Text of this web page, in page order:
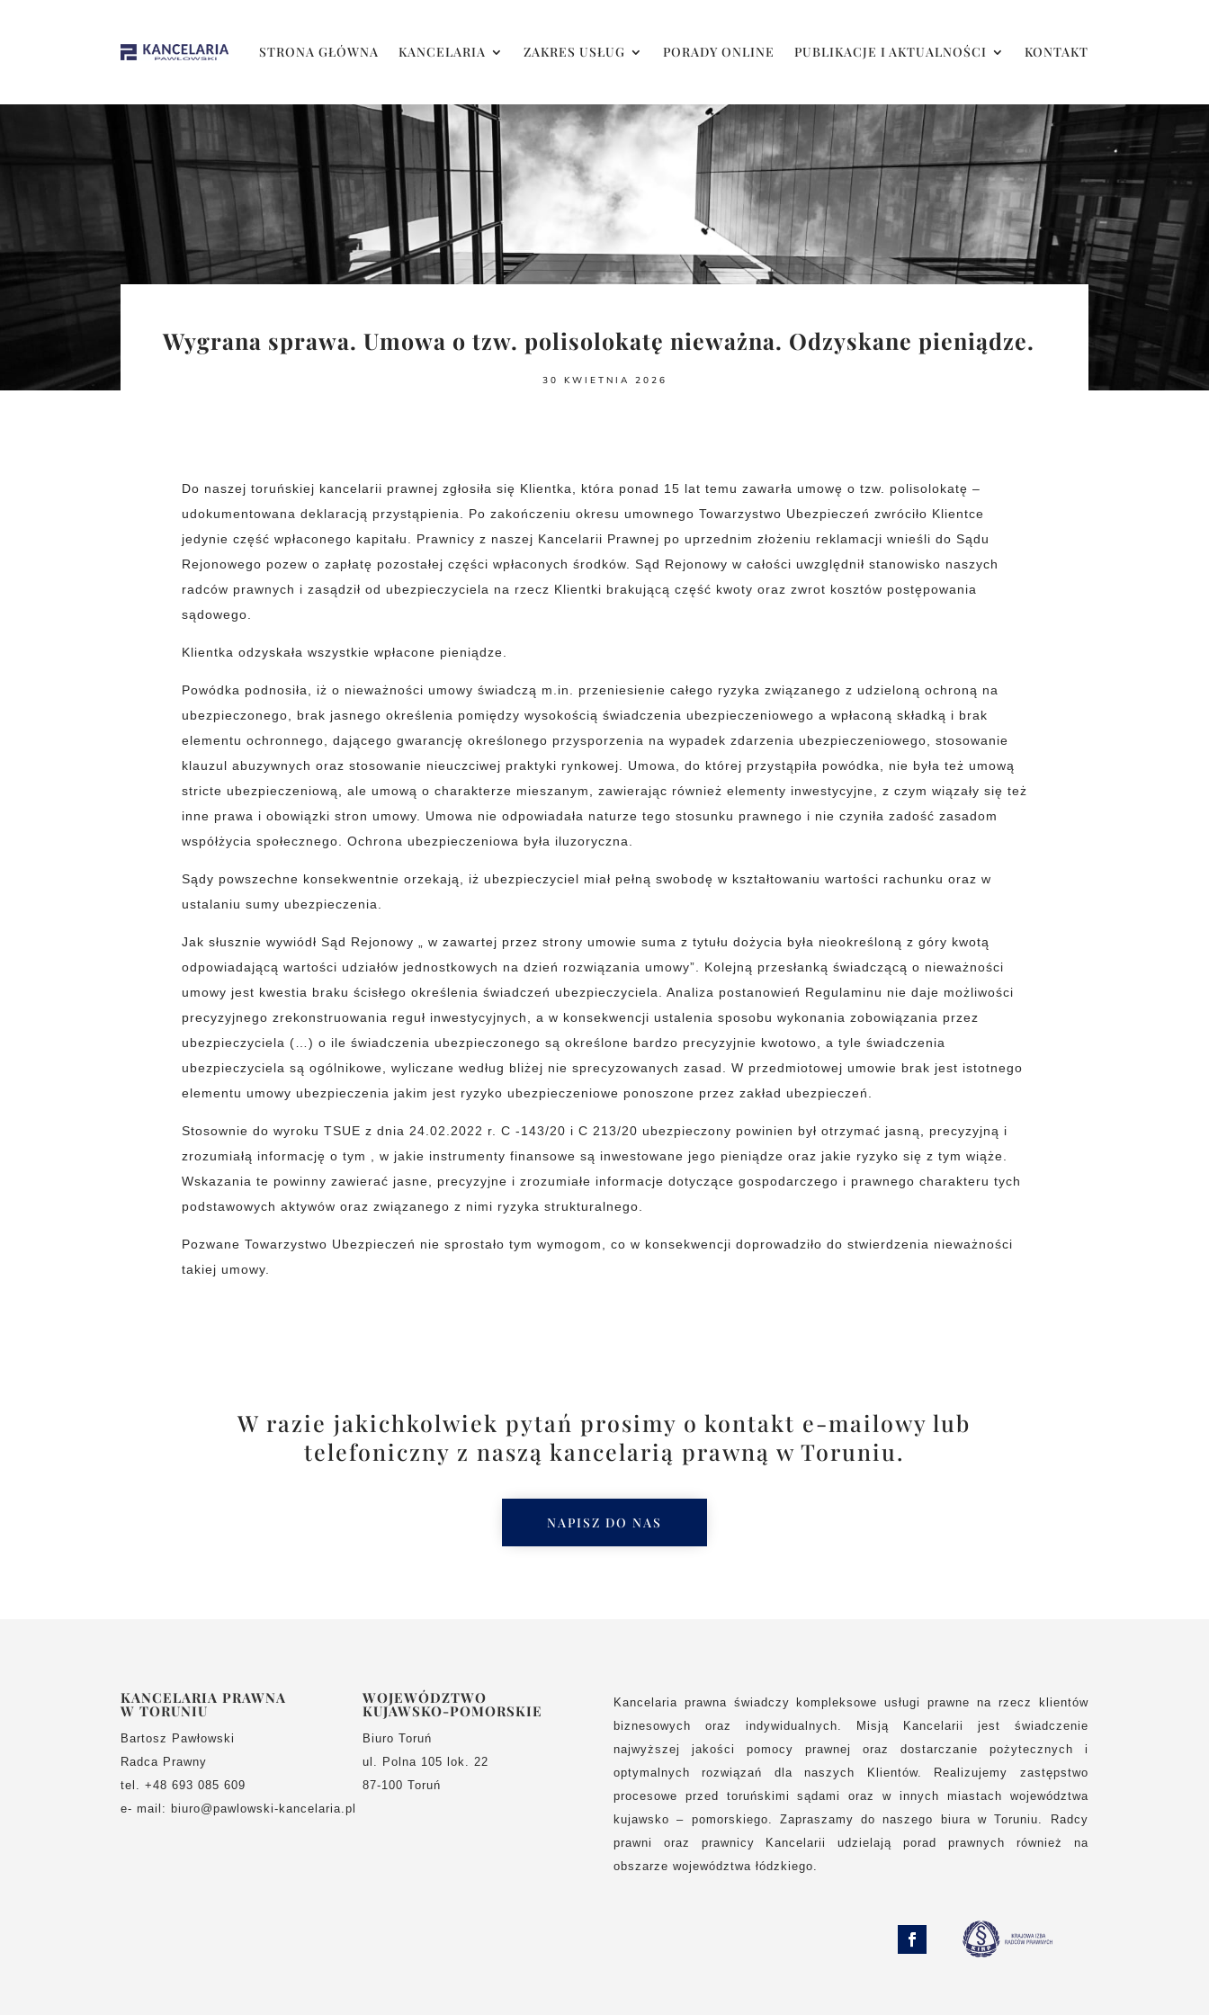
STRONA GŁÓWNA KANCELARIA ZAKRES USŁUG PORADY ONLINE PUBLIKACJE I AKTUALNOŚCI KONTAKT
Wygrana sprawa. Umowa o tzw. polisolokatę nieważna. Odzyskane pieniądze.
30 KWIETNIA 2026
Do naszej toruńskiej kancelarii prawnej zgłosiła się Klientka, która ponad 15 lat temu zawarła umowę o tzw. polisolokatę –
udokumentowana deklaracją przystąpienia. Po zakończeniu okresu umownego Towarzystwo Ubezpieczeń zwróciło Klientce
jedynie część wpłaconego kapitału. Prawnicy z naszej Kancelarii Prawnej po uprzednim złożeniu reklamacji wnieśli do Sądu
Rejonowego pozew o zapłatę pozostałej części wpłaconych środków. Sąd Rejonowy w całości uwzględnił stanowisko naszych
radców prawnych i zasądził od ubezpieczyciela na rzecz Klientki brakującą część kwoty oraz zwrot kosztów postępowania
sądowego.
Klientka odzyskała wszystkie wpłacone pieniądze.
Powódka podnosiła, iż o nieważności umowy świadczą m.in. przeniesienie całego ryzyka związanego z udzieloną ochroną na
ubezpieczonego, brak jasnego określenia pomiędzy wysokością świadczenia ubezpieczeniowego a wpłaconą składką i brak
elementu ochronnego, dającego gwarancję określonego przysporzenia na wypadek zdarzenia ubezpieczeniowego, stosowanie
klauzul abuzywnych oraz stosowanie nieuczciwej praktyki rynkowej. Umowa, do której przystąpiła powódka, nie była też umową
stricte ubezpieczeniową, ale umową o charakterze mieszanym, zawierając również elementy inwestycyjne, z czym wiązały się też
inne prawa i obowiązki stron umowy. Umowa nie odpowiadała naturze tego stosunku prawnego i nie czyniła zadość zasadom
współżycia społecznego. Ochrona ubezpieczeniowa była iluzoryczna.
Sądy powszechne konsekwentnie orzekają, iż ubezpieczyciel miał pełną swobodę w kształtowaniu wartości rachunku oraz w
ustalaniu sumy ubezpieczenia.
Jak słusznie wywiódł Sąd Rejonowy „ w zawartej przez strony umowie suma z tytułu dożycia była nieokreśloną z góry kwotą
odpowiadającą wartości udziałów jednostkowych na dzień rozwiązania umowy”. Kolejną przesłanką świadczącą o nieważności
umowy jest kwestia braku ścisłego określenia świadczeń ubezpieczyciela. Analiza postanowień Regulaminu nie daje możliwości
precyzyjnego zrekonstruowania reguł inwestycyjnych, a w konsekwencji ustalenia sposobu wykonania zobowiązania przez
ubezpieczyciela (…) o ile świadczenia ubezpieczonego są określone bardzo precyzyjnie kwotowo, a tyle świadczenia
ubezpieczyciela są ogólnikowe, wyliczane według bliżej nie sprecyzowanych zasad. W przedmiotowej umowie brak jest istotnego
elementu umowy ubezpieczenia jakim jest ryzyko ubezpieczeniowe ponoszone przez zakład ubezpieczeń.
Stosownie do wyroku TSUE z dnia 24.02.2022 r. C -143/20 i C 213/20 ubezpieczony powinien był otrzymać jasną, precyzyjną i
zrozumiałą informację o tym , w jakie instrumenty finansowe są inwestowane jego pieniądze oraz jakie ryzyko się z tym wiąże.
Wskazania te powinny zawierać jasne, precyzyjne i zrozumiałe informacje dotyczące gospodarczego i prawnego charakteru tych
podstawowych aktywów oraz związanego z nimi ryzyka strukturalnego.
Pozwane Towarzystwo Ubezpieczeń nie sprostało tym wymogom, co w konsekwencji doprowadziło do stwierdzenia nieważności
takiej umowy.
W razie jakichkolwiek pytań prosimy o kontakt e-mailowy lub
telefoniczny z naszą kancelarią prawną w Toruniu.
NAPISZ DO NAS
KANCELARIA PRAWNA
W TORUNIU
Bartosz Pawłowski
Radca Prawny
tel. +48 693 085 609
e- mail: biuro@pawlowski-kancelaria.pl
WOJEWÓDZTWO
KUJAWSKO-POMORSKIE
Biuro Toruń
ul. Polna 105 lok. 22
87-100 Toruń
Kancelaria prawna świadczy kompleksowe usługi prawne na rzecz klientów
biznesowych oraz indywidualnych. Misją Kancelarii jest świadczenie
najwyższej jakości pomocy prawnej oraz dostarczanie pożytecznych i
optymalnych rozwiązań dla naszych Klientów. Realizujemy zastępstwo
procesowe przed toruńskimi sądami oraz w innych miastach województwa
kujawsko – pomorskiego. Zapraszamy do naszego biura w Toruniu. Radcy
prawni oraz prawnicy Kancelarii udzielają porad prawnych również na
obszarze województwa łódzkiego.